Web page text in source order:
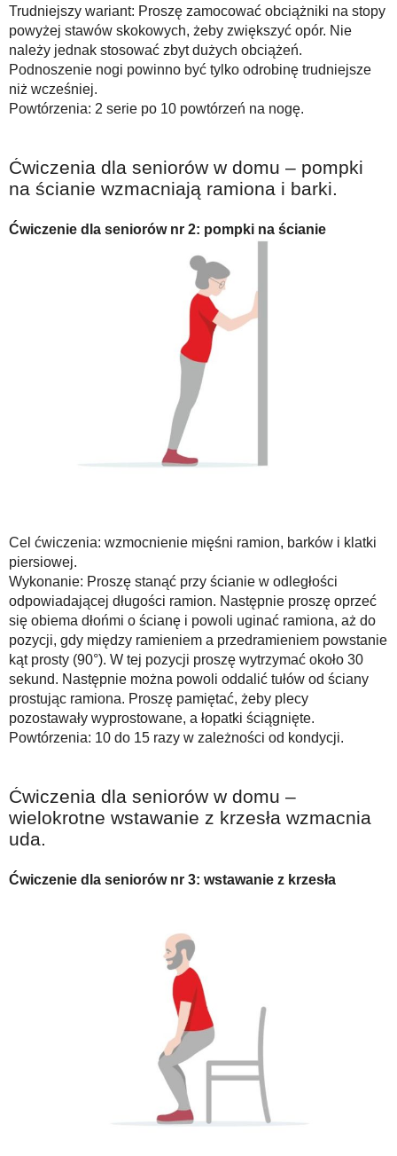
Trudniejszy wariant: Proszę zamocować obciążniki na stopy
powyżej stawów skokowych, żeby zwiększyć opór. Nie
należy jednak stosować zbyt dużych obciążeń.
Podnoszenie nogi powinno być tylko odrobinę trudniejsze
niż wcześniej.
Powtórzenia: 2 serie po 10 powtórzeń na nogę.
Ćwiczenia dla seniorów w domu – pompki
na ścianie wzmacniają ramiona i barki.
Ćwiczenie dla seniorów nr 2: pompki na ścianie
Cel ćwiczenia: wzmocnienie mięśni ramion, barków i klatki
piersiowej.
Wykonanie: Proszę stanąć przy ścianie w odległości
odpowiadającej długości ramion. Następnie proszę oprzeć
się obiema dłońmi o ścianę i powoli uginać ramiona, aż do
pozycji, gdy między ramieniem a przedramieniem powstanie
kąt prosty (90°). W tej pozycji proszę wytrzymać około 30
sekund. Następnie można powoli oddalić tułów od ściany
prostując ramiona. Proszę pamiętać, żeby plecy
pozostawały wyprostowane, a łopatki ściągnięte.
Powtórzenia: 10 do 15 razy w zależności od kondycji.
Ćwiczenia dla seniorów w domu –
wielokrotne wstawanie z krzesła wzmacnia
uda.
Ćwiczenie dla seniorów nr 3: wstawanie z krzesła